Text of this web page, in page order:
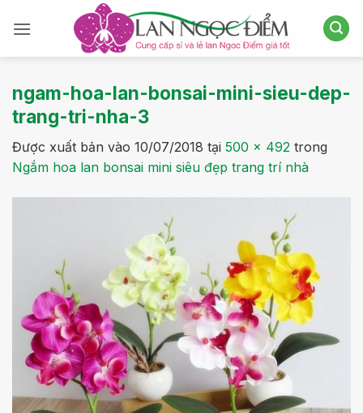
qua
ngam-hoa-lan-bonsai-mini-sieu-dep-
trang-tri-nha-3
Được xuất bản vào 10/07/2018 tại 500 × 492 trong
Ngắm hoa lan bonsai mini siêu đẹp trang trí nhà